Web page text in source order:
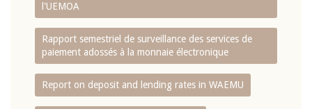
l'UEMOA
Rapport semestriel de surveillance des services de
paiement adossés à la monnaie électronique
Report on deposit and lending rates in WAEMU